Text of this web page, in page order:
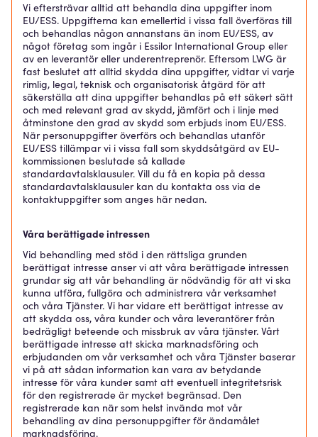
Vi eftersträvar alltid att behandla dina uppgifter inom
EU/ESS. Uppgifterna kan emellertid i vissa fall överföras till
och behandlas någon annanstans än inom EU/ESS, av
något företag som ingår i Essilor International Group eller
av en leverantör eller underentreprenör. Eftersom LWG är
fast beslutet att alltid skydda dina uppgifter, vidtar vi varje
rimlig, legal, teknisk och organisatorisk åtgärd för att
säkerställa att dina uppgifter behandlas på ett säkert sätt
och med relevant grad av skydd, jämfört och i linje med
åtminstone den grad av skydd som erbjuds inom EU/ESS.
När personuppgifter överförs och behandlas utanför
EU/ESS tillämpar vi i vissa fall som skyddsåtgärd av EU-
kommissionen beslutade så kallade
standardavtalsklausuler. Vill du få en kopia på dessa
standardavtalsklausuler kan du kontakta oss via de
kontaktuppgifter som anges här nedan.
Våra berättigade intressen
Vid behandling med stöd i den rättsliga grunden
berättigat intresse anser vi att våra berättigade intressen
grundar sig att vår behandling är nödvändig för att vi ska
kunna utföra, fullgöra och administrera vår verksamhet
och våra Tjänster. Vi har vidare ett berättigat intresse av
att skydda oss, våra kunder och våra leverantörer från
bedrägligt beteende och missbruk av våra tjänster. Vårt
berättigade intresse att skicka marknadsföring och
erbjudanden om vår verksamhet och våra Tjänster baserar
vi på att sådan information kan vara av betydande
intresse för våra kunder samt att eventuell integritetsrisk
för den registrerade är mycket begränsad. Den
registrerade kan när som helst invända mot vår
behandling av dina personuppgifter för ändamålet
marknadsföring.